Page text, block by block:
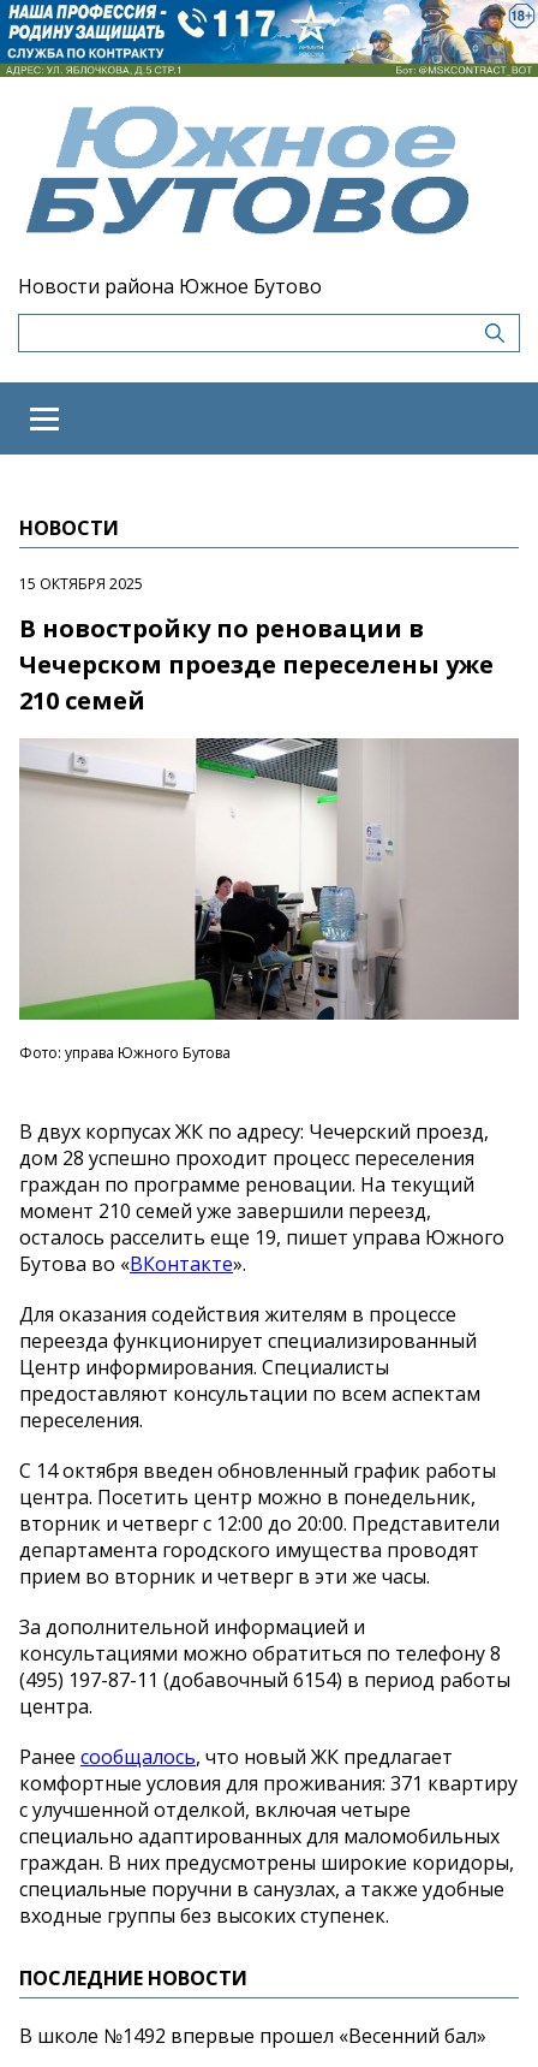
Новости района Южное Бутово
НОВОСТИ
15 ОКТЯБРЯ 2025
В новостройку по реновации в
Чечерском проезде переселены уже
210 семей
Фото: управа Южного Бутова
В двух корпусах ЖК по адресу: Чечерский проезд,
дом 28 успешно проходит процесс переселения
граждан по программе реновации. На текущий
момент 210 семей уже завершили переезд,
осталось расселить еще 19, пишет управа Южного
Бутова во «ВКонтакте».
Для оказания содействия жителям в процессе
переезда функционирует специализированный
Центр информирования. Специалисты
предоставляют консультации по всем аспектам
переселения.
С 14 октября введен обновленный график работы
центра. Посетить центр можно в понедельник,
вторник и четверг с 12:00 до 20:00. Представители
департамента городского имущества проводят
прием во вторник и четверг в эти же часы.
За дополнительной информацией и
консультациями можно обратиться по телефону 8
(495) 197-87-11 (добавочный 6154) в период работы
центра.
Ранее сообщалось, что новый ЖК предлагает
комфортные условия для проживания: 371 квартиру
с улучшенной отделкой, включая четыре
специально адаптированных для маломобильных
граждан. В них предусмотрены широкие коридоры,
специальные поручни в санузлах, а также удобные
входные группы без высоких ступенек.
ПОСЛЕДНИЕ НОВОСТИ
В школе №1492 впервые прошел «Весенний бал»